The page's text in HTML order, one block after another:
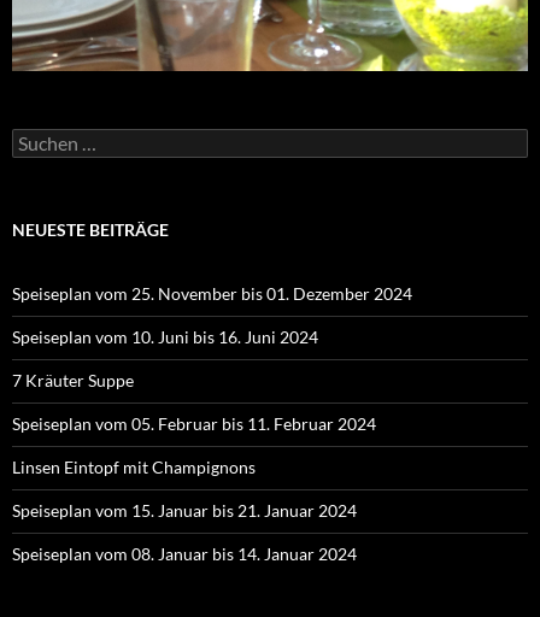
Suchen
nach:
NEUESTE BEITRÄGE
Speiseplan vom 25. November bis 01. Dezember 2024
Speiseplan vom 10. Juni bis 16. Juni 2024
7 Kräuter Suppe
Speiseplan vom 05. Februar bis 11. Februar 2024
Linsen Eintopf mit Champignons
Speiseplan vom 15. Januar bis 21. Januar 2024
Speiseplan vom 08. Januar bis 14. Januar 2024